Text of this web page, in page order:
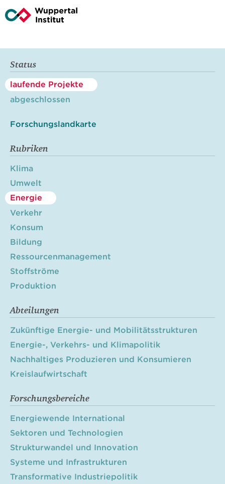
Status
laufende Projekte
abgeschlossen
Forschungslandkarte
Rubriken
Klima
Umwelt
Energie
Verkehr
Konsum
Bildung
Ressourcenmanagement
Stoffströme
Produktion
Abteilungen
Zukünftige Energie- und Mobilitätsstrukturen
Energie-, Verkehrs- und Klimapolitik
Nachhaltiges Produzieren und Konsumieren
Kreislaufwirtschaft
Forschungsbereiche
Energiewende International
Sektoren und Technologien
Strukturwandel und Innovation
Systeme und Infrastrukturen
Transformative Industriepolitik